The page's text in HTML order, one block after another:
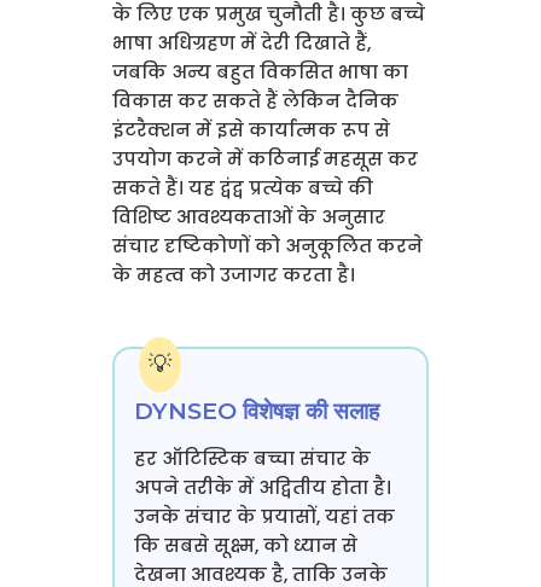
के लिए एक प्रमुख चुनौती है। कुछ बच्चे
भाषा अधिग्रहण में देरी दिखाते हैं,
जबकि अन्य बहुत विकसित भाषा का
विकास कर सकते हैं लेकिन दैनिक
इंटरैक्शन में इसे कार्यात्मक रूप से
उपयोग करने में कठिनाई महसूस कर
सकते हैं। यह द्वंद्व प्रत्येक बच्चे की
विशिष्ट आवश्यकताओं के अनुसार
संचार दृष्टिकोणों को अनुकूलित करने
के महत्व को उजागर करता है।
DYNSEO विशेषज्ञ की सलाह
हर ऑटिस्टिक बच्चा संचार के
अपने तरीके में अद्वितीय होता है।
उनके संचार के प्रयासों, यहां तक
कि सबसे सूक्ष्म, को ध्यान से
देखना आवश्यक है, ताकि उनके